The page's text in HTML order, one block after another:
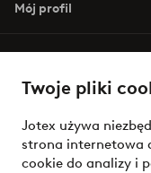
Twoje pliki
Jotex używa
strona internetowa
cookie do analizy i
Mój profil
Warunki